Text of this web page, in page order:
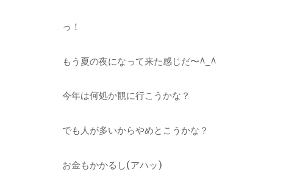
っ！
もう夏の夜になって来た感じだ〜^_^
今年は何処か観に行こうかな？
でも人が多いからやめとこうかな？
お金もかかるし(アハッ)